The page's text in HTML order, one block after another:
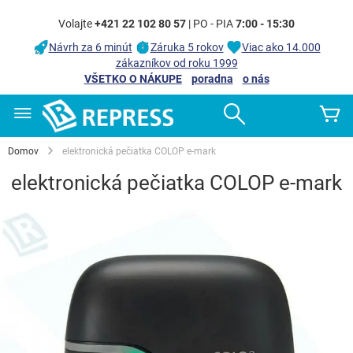
Volajte+421 22 102 80 57 | PO - PIA7:00 - 15:30
Návrh za 6 minút
Záruka 5 rokov
Viac ako 14.000
zákazníkov od roku 1999
VŠETKO O NÁKUPE
poradna
o nás
Domov elektronická pečiatka COLOP e-mark
elektronická pečiatka COLOP e-mark
Preskočiť
koniec